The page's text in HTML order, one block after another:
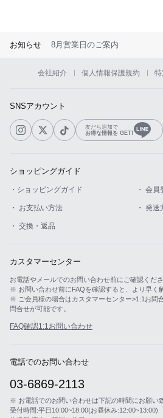
お知らせ 8月営業日のご案内
会社紹介 個人情報保護規約
SNSアカウント
友だち追加で
お得な情報を GET!
ショッピングガイド
・ショッピングガイド ・ 会員
・ お支払い方法 ・ 発送
・ 交換・返品
カスタマーセンター
お電話やメールでのお問い合わせ前にご確認くださ
※ お問い合わせ前にFAQを確認すると、より早く
※ ご会員様の場合はカスタマーセンター>1:1お問
問合せが可能です。
FAQ確認1:1お問い合わせ
電話でのお問い合わせ
03-6869-2113
※ お電話でのお問い合わせは下記の時間にお願い
受付時間:平日10:00~18:00(お昼休み:12:00~13:00)